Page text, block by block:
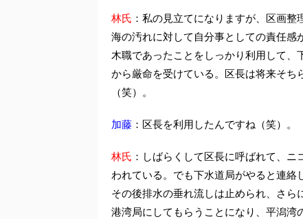
林氏 ：私の見立てになりますが、区画
海の汚れに対して自分事としての責任
木職であったことをしっかり利用して
から厳命を受けている。区長は将来そ
（笑）。
加藤 ：区長を利用したんですね（笑）。
林氏 ：しばらくして区長に呼ばれて、
われている。でも下水道局がやると連絡
その後排水の垂れ流しは止められ、さ
港湾局にしてもらうことになり、平潟湾